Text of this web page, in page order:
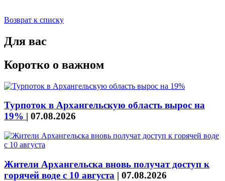
Возврат к списку
Для вас
Коротко о важном
Турпоток в Архангельскую область вырос на
19% | 07.08.2026
Жители Архангельска вновь получат доступ к
горячей воде с 10 августа | 07.08.2026